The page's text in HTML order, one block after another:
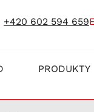
+420 602 594 659
PRODUKTY